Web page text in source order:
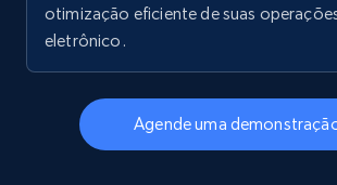
more.
5.6K+ 875+
otimização eficiente de suas
eletrônico.
Agende uma